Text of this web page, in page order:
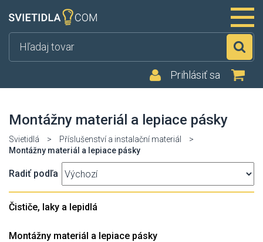
Prihlásiť sa
Montážny materiál a lepiace pásky
Svietidlá > Příslušenství a instalační materiál
>
Montážny materiál a lepiace pásky
Radiť podľa
Čističe, laky a lepidlá
Montážny materiál a lepiace pásky